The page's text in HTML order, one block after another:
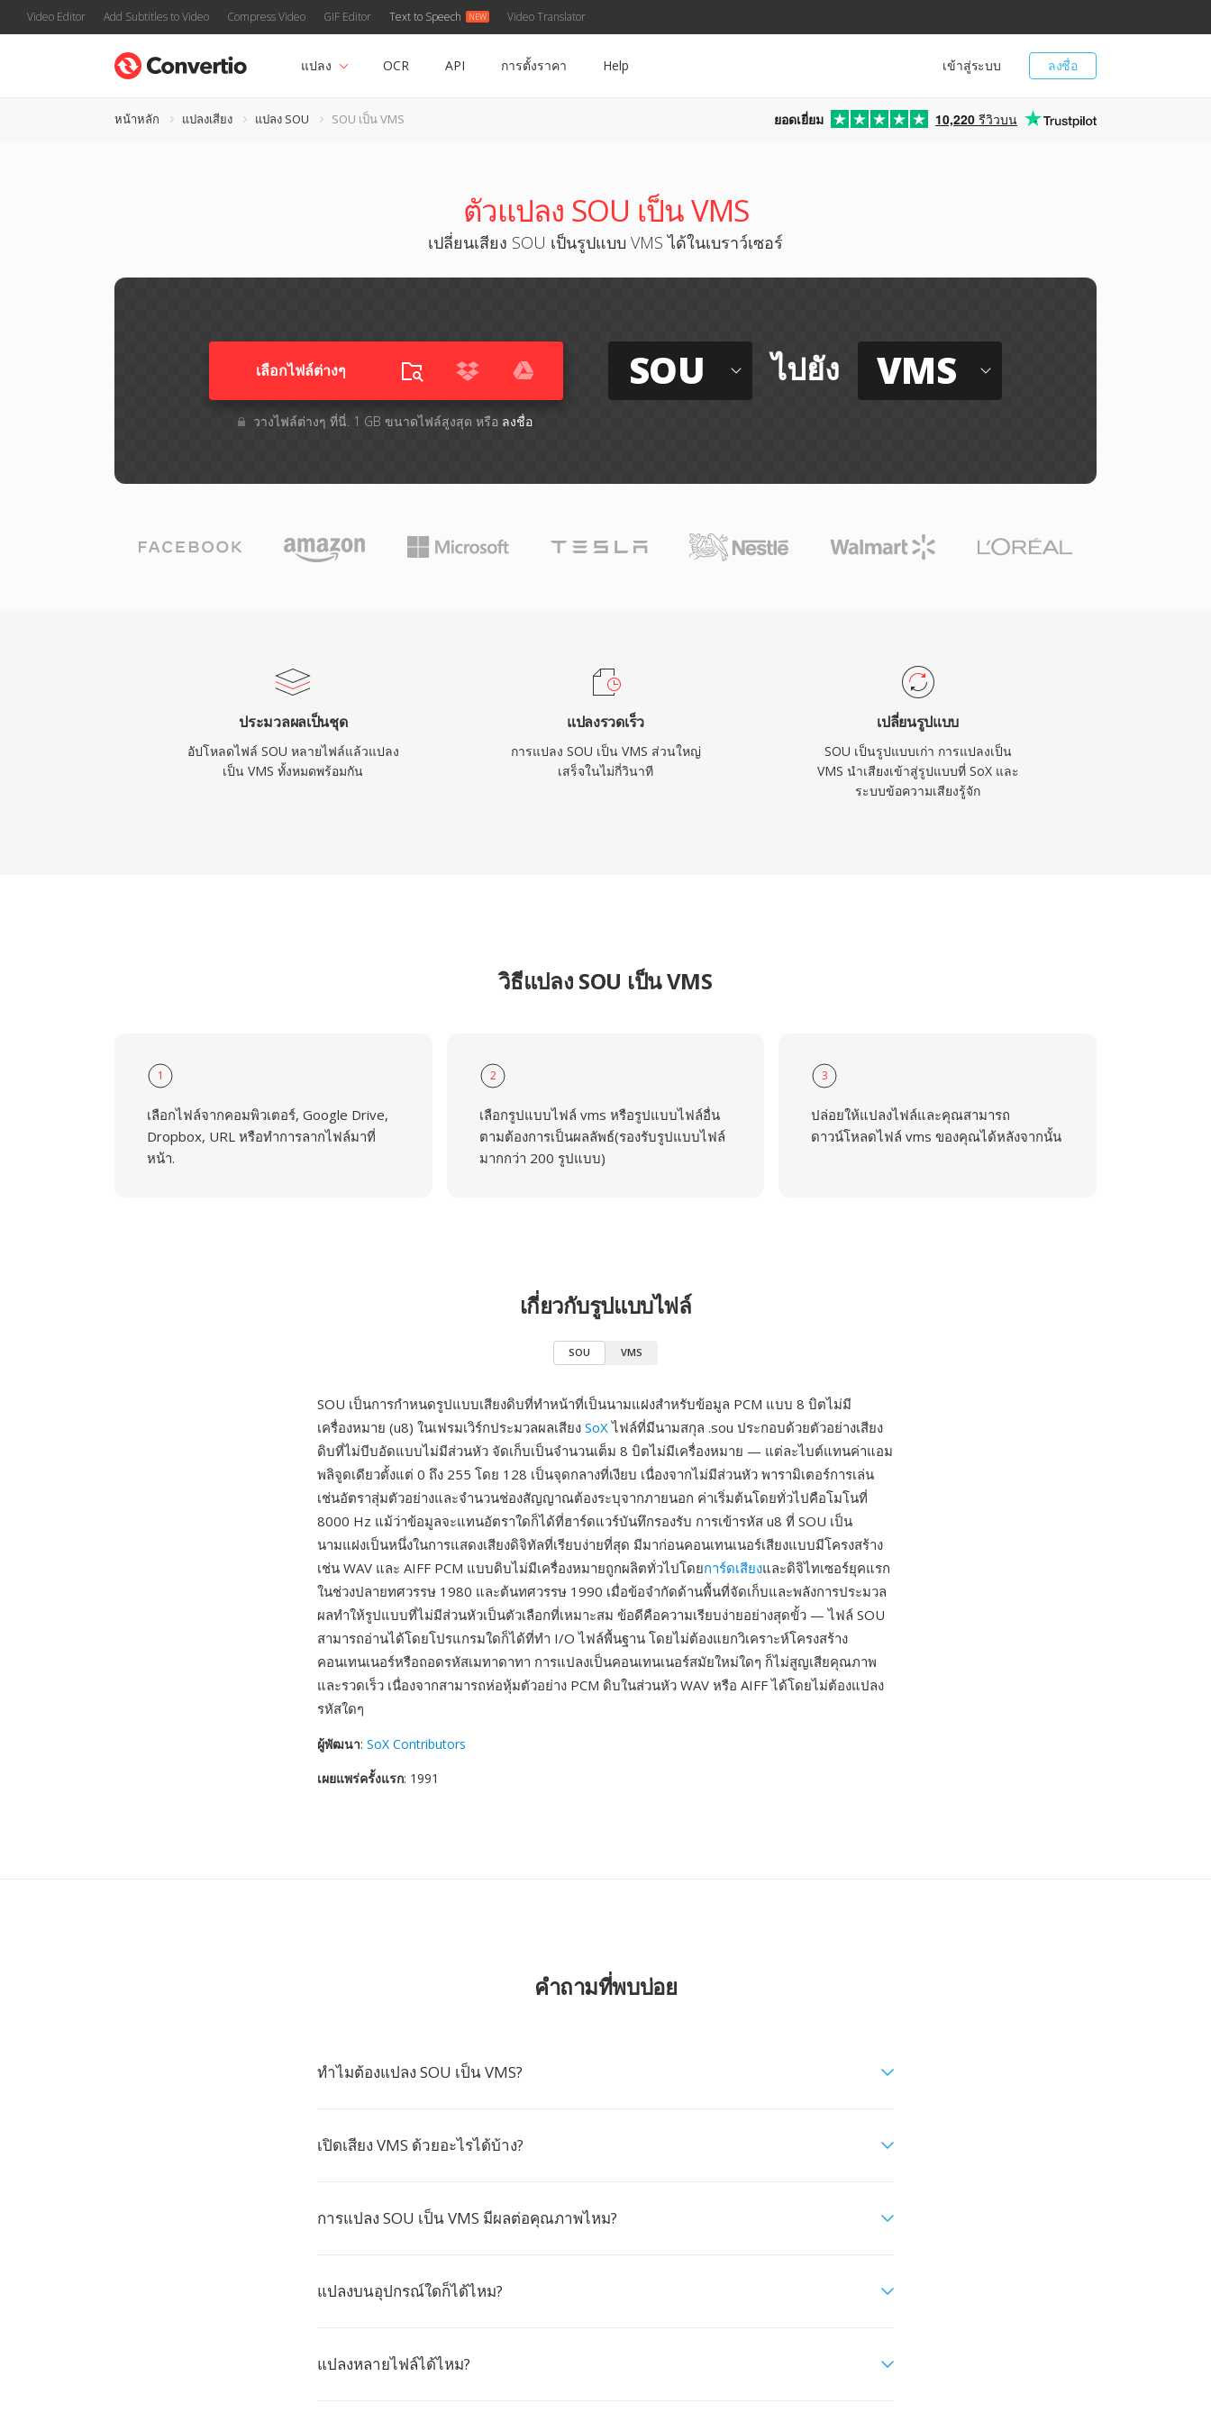
Video Editor Add Subtitles to Video Compress Video GIF Editor Text to Speech Video Translator
ลงชื่อ
เข้าสู่ระบบ
แปลง OCR API การตั้งราคา Help
หน้าหลัก แปลงเสียง แปลง SOU SOU เป็น VMS ยอดเยี่ยม 10,220 รีวิวบน
ตัวแปลง SOU เป็น VMS
เปลี่ยนเสียง SOU เป็นรูปแบบ VMS ได้ในเบราว์เซอร์
เลือกไฟล์ต่างๆ​
วางไฟล์ต่างๆ​ ที่นี่. 1 GB ขนาดไฟล์สูงสุด หรือ ลงชื่อ
SOU ไปยัง VMS
ประมวลผลเป็นชุด
อัปโหลดไฟล์ SOU หลายไฟล์แล้วแปลง
เป็น VMS ทั้งหมดพร้อมกัน
แปลงรวดเร็ว
การแปลง SOU เป็น VMS ส่วนใหญ่
เสร็จในไม่กี่วินาที
เปลี่ยนรูปแบบ
SOU เป็นรูปแบบเก่า การแปลงเป็น
VMS นำเสียงเข้าสู่รูปแบบที่ SoX และ
ระบบข้อความเสียงรู้จัก
วิธีแปลง SOU เป็น VMS
1
เลือกไฟล์จากคอมพิวเตอร์, Google Drive,
Dropbox, URL หรือทำการลากไฟล์มาที่
หน้า.
2
เลือกรูปแบบไฟล์ vms หรือรูปแบบไฟล์อื่น
ตามต้องการเป็นผลลัพธ์(รองรับรูปแบบไฟล์
มากกว่า 200 รูปแบบ)
3
ปล่อยให้แปลงไฟล์และคุณสามารถ
ดาวน์โหลดไฟล์ vms ของคุณได้หลังจากนั้น
เกี่ยวกับรูปแบบไฟล์
SOU VMS
SOU เป็นการกำหนดรูปแบบเสียงดิบที่ทำหน้าที่เป็นนามแฝงสำหรับข้อมูล PCM แบบ 8 บิตไม่มี
เครื่องหมาย (u8) ในเฟรมเวิร์กประมวลผลเสียง SoXไฟล์ที่มีนามสกุล .sou ประกอบด้วยตัวอย่างเสียง
ดิบที่ไม่บีบอัดแบบไม่มีส่วนหัว จัดเก็บเป็นจำนวนเต็ม 8 บิตไม่มีเครื่องหมาย — แต่ละไบต์แทนค่าแอม
พลิจูดเดียวตั้งแต่ 0 ถึง 255 โดย 128 เป็นจุดกลางที่เงียบ เนื่องจากไม่มีส่วนหัว พารามิเตอร์การเล่น
เช่นอัตราสุ่มตัวอย่างและจำนวนช่องสัญญาณต้องระบุจากภายนอก ค่าเริ่มต้นโดยทั่วไปคือโมโนที่
8000 Hz แม้ว่าข้อมูลจะแทนอัตราใดก็ได้ที่ฮาร์ดแวร์บันทึกรองรับ การเข้ารหัส u8 ที่ SOU เป็น
นามแฝงเป็นหนึ่งในการแสดงเสียงดิจิทัลที่เรียบง่ายที่สุด มีมาก่อนคอนเทนเนอร์เสียงแบบมีโครงสร้าง
เช่น WAV และ AIFF PCM แบบดิบไม่มีเครื่องหมายถูกผลิตทั่วไปโดยการ์ดเสียงและดิจิไทเซอร์ยุคแรก
ในช่วงปลายทศวรรษ 1980 และต้นทศวรรษ 1990 เมื่อข้อจำกัดด้านพื้นที่จัดเก็บและพลังการประมวล
ผลทำให้รูปแบบที่ไม่มีส่วนหัวเป็นตัวเลือกที่เหมาะสม ข้อดีคือความเรียบง่ายอย่างสุดขั้ว — ไฟล์ SOU
สามารถอ่านได้โดยโปรแกรมใดก็ได้ที่ทำ I/O ไฟล์พื้นฐาน โดยไม่ต้องแยกวิเคราะห์โครงสร้าง
คอนเทนเนอร์หรือถอดรหัสเมทาดาทา การแปลงเป็นคอนเทนเนอร์สมัยใหม่ใดๆ ก็ไม่สูญเสียคุณภาพ
และรวดเร็ว เนื่องจากสามารถห่อหุ้มตัวอย่าง PCM ดิบในส่วนหัว WAV หรือ AIFF ได้โดยไม่ต้องแปลง
รหัสใดๆ
ผู้พัฒนา: SoX Contributors
เผยแพร่ครั้งแรก: 1991
คำถามที่พบบ่อย
ทำไมต้องแปลง SOU เป็น VMS?
เปิดเสียง VMS ด้วยอะไรได้บ้าง?
การแปลง SOU เป็น VMS มีผลต่อคุณภาพไหม?
แปลงบนอุปกรณ์ใดก็ได้ไหม?
แปลงหลายไฟล์ได้ไหม?